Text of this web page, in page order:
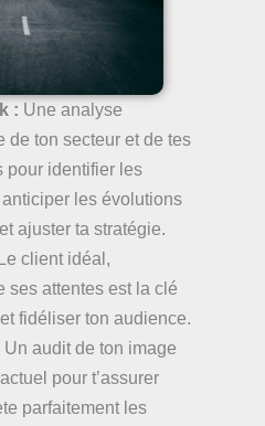
: Une analyse
de ton secteur et de tes
pour identifier les
les évolutions
ajuster ta stratégie.
client idéal,
ses attentes est la clé
fidéliser ton audience.
Un audit de ton image
pour t’assurer
parfaitement les